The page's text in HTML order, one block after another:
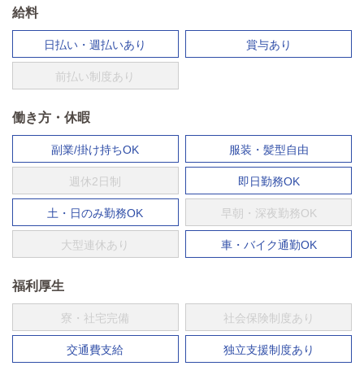
給料
日払い・週払いあり 賞与あり
前払い制度あり
働き方・休暇
副業/掛け持ちOK 服装・髪型自由
週休2日制 即日勤務OK
土・日のみ勤務OK 早朝・深夜勤務OK
大型連休あり 車・バイク通勤OK
福利厚生
寮・社宅完備 社会保険制度あり
交通費支給 独立支援制度あり